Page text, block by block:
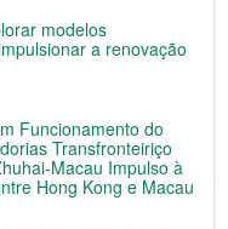
modelos
a renovação
Funcionamento do
Transfronteiriço
Macau Impulso à
Hong Kong e Macau